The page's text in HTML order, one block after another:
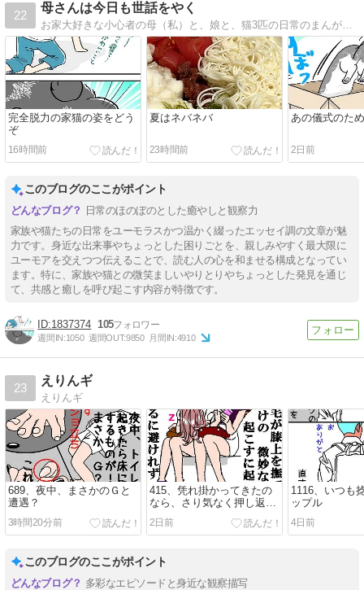
22
母さんは今日も世話をやく
お家大好きな小心者の母（私）と、娘と、猫3匹の日常のまんがです。（夫もたまに…）。
完全脱力の家猫の姿をどう
ぞ
16時間前
夏はネバネバ
23時間前
あの儀式のた
2日前
このブログのここがポイント
日常のほのぼのとした癒やしと観察力
家族や猫たちの日常をユーモラスかつ温かく綴ったエッセイ調の文章が魅
力です。身近な出来事やちょっとした困りごとを、親しみやすく最大限に
ユーモアを交えつつ伝えることで、読む人の心を和ませる構成となってい
ます。特に、家族や猫との微笑ましいやりとりやちょっとした発見を通じ
て、共感と癒しを呼び起こす内容が特徴です。
1837374 105
週間IN:1050 週間OUT:9850 月間IN:4910
23
えりんギ
えりんギ
689、夜中、まさかのＧと
遭遇？
3時間20分前
415、凭れ掛かってきたの
なら、さり気なく押し返し
て起こすこともできるんだ
けど…
2日前
1116、いつも
ップル
4日前
このブログのここがポイント
多彩なエピソードと身近な観察描写